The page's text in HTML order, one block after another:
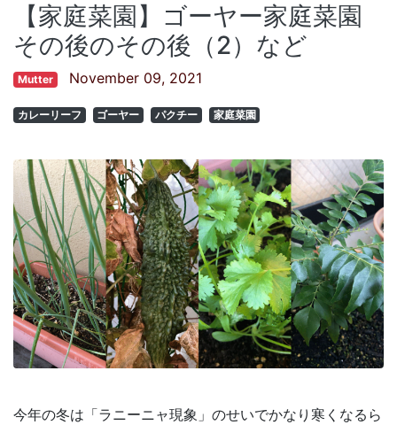
【家庭菜園】ゴーヤー家庭菜園
その後のその後（2）など
Mutter November 09, 2021
カレーリーフ ゴーヤー パクチー 家庭菜園
今年の冬は「ラニーニャ現象」のせいでかなり寒くなるら